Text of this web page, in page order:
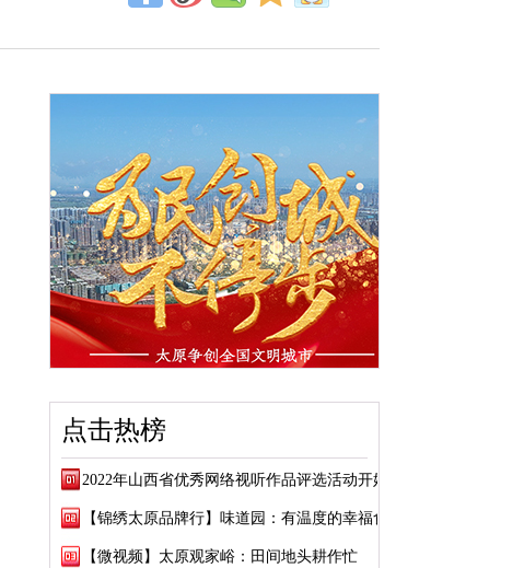
点击热榜
2022年山西省优秀网络视听作品评选活动开始了
【锦绣太原品牌行】味道园：有温度的幸福食堂
【微视频】太原观家峪：田间地头耕作忙